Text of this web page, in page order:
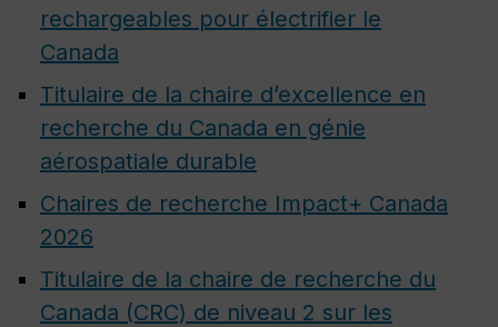
rechargeables pour électrifier le
Canada
Titulaire de la chaire d’excellence en
recherche du Canada en génie
aérospatiale durable
Chaires de recherche Impact+ Canada
2026
Titulaire de la chaire de recherche du
Canada (CRC) de niveau 2 sur les